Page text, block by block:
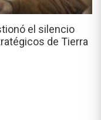
el silencio
de Tierra